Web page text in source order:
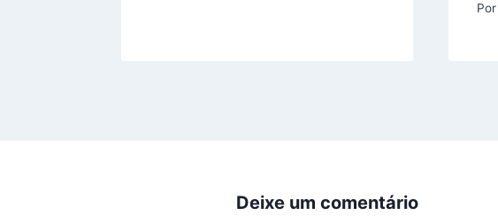
Por
Deixe um comentário